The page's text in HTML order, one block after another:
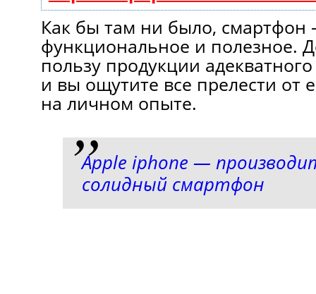
Как бы там ни было, смартфон
функциональное и полезное.
пользу продукции
и вы ощутите все прелести от
на личном опыте.
Apple iphone —
солидный смартфон